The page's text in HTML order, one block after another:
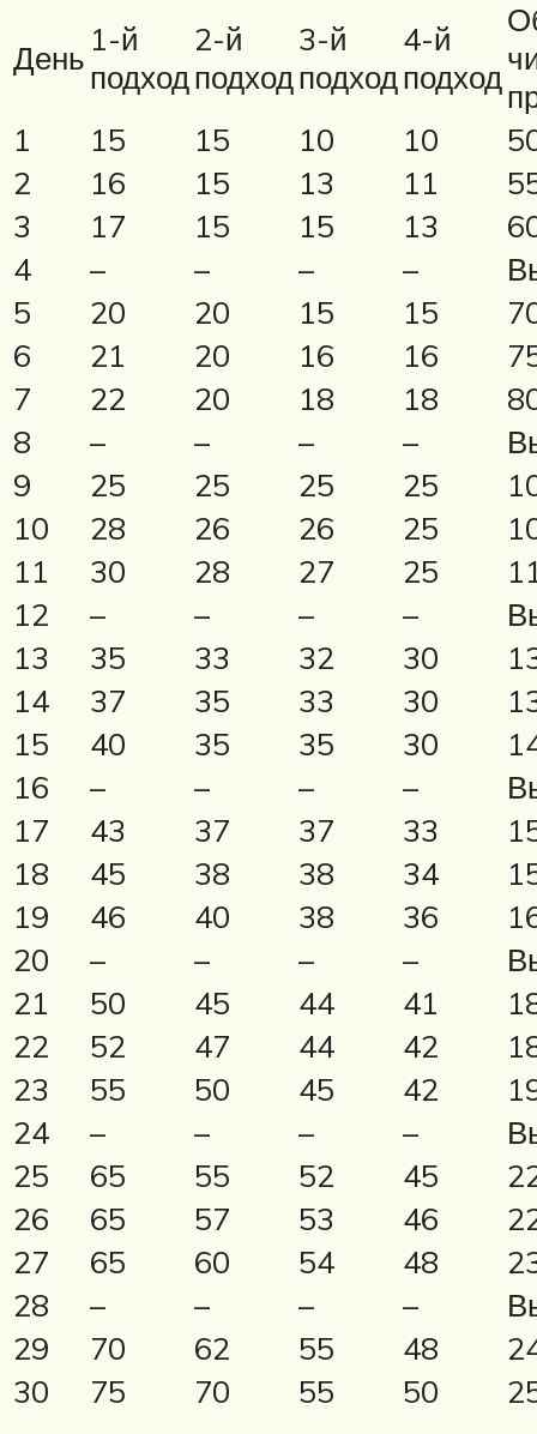
День 1-й
подход
2-й
подход
3-й
подход
4-й
подход
1
15 15 10 10
2
16 15 13 11
3
17 15 15 13
4
– – – –
5
20 20 15 15
6
21 20 16 16
7
22 20 18 18
8
– – – –
9
25 25 25 25
10
28 26 26 25
11
30 28 27 25
12
– – – –
13
35 33 32 30
14
37 35 33 30
15
40 35 35 30
16
– – – –
17
43 37 37 33
18
45 38 38 34
19
46 40 38 36
20
– – – –
21
50 45 44 41
22
52 47 44 42
23
55 50 45 42
24
– – – –
25
65 55 52 45
26
65 57 53 46
27
65 60 54 48
28
– – – –
29
70 62 55 48
30
75 70 55 50